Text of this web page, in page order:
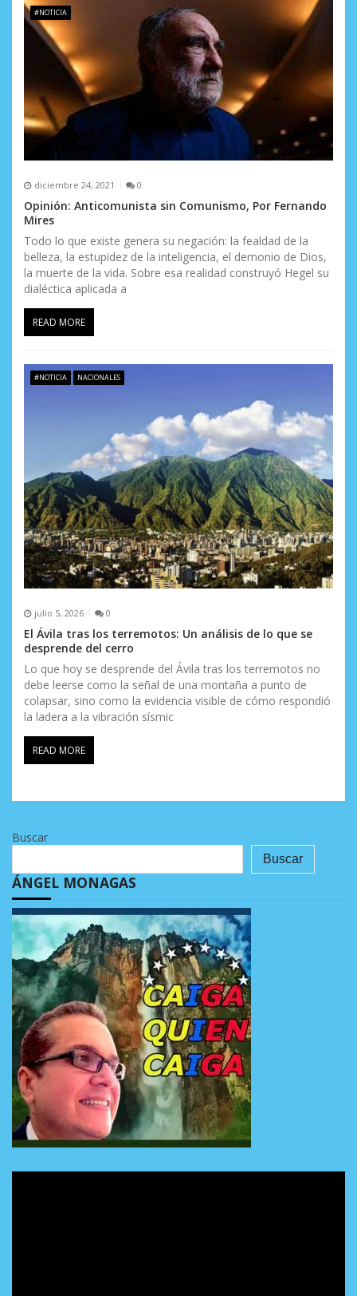
#NOTICIA
diciembre 24, 2021 0
Opinión: Anticomunista sin Comunismo, Por Fernando
Mires
Todo lo que existe genera su negación: la fealdad de la
belleza, la estupidez de la inteligencia, el demonio de Dios,
la muerte de la vida. Sobre esa realidad construyó Hegel su
dialéctica aplicada a
READ MORE
#NOTICIA NACIONALES
julio 5, 2026 0
El Ávila tras los terremotos: Un análisis de lo que se
desprende del cerro
Lo que hoy se desprende del Ávila tras los terremotos no
debe leerse como la señal de una montaña a punto de
colapsar, sino como la evidencia visible de cómo respondió
la ladera a la vibración sísmic
READ MORE
Buscar
Buscar
ÁNGEL MONAGAS